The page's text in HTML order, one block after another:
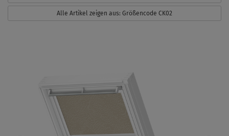
Alle Artikel zeigen aus: Größencode CK02